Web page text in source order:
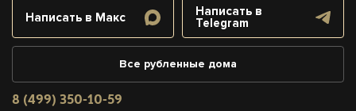
Написать в Макс
Написать в
Telegram
Все рубленные дома
8 (499) 350-10-59